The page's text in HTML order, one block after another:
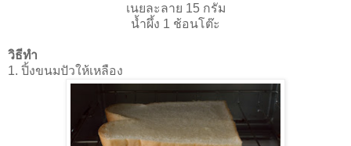
เนยละลาย 15 กรัม
นํ้าผึ้ง 1 ช้อนโต๊ะ
วิธีทำ
1. ปิ้งขนมปัวให้เหลือง